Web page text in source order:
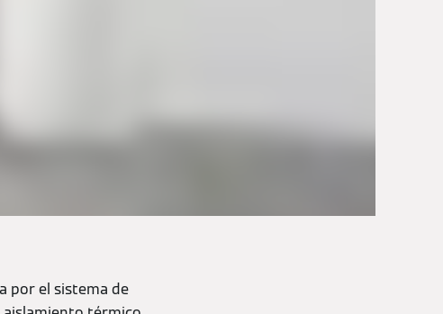
por el sistema de